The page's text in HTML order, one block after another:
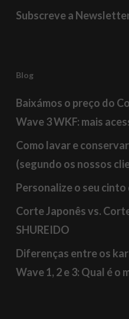
Subscreve a
Blog
Baixámos o preço do
Wave 3 WKF: mais
Como lavar e
(segundo os nossos
Personalize o seu
Corte Japonês vs.
SHUREIDO
Diferenças entre os
Wave 1, 2 e 3: Qual é o